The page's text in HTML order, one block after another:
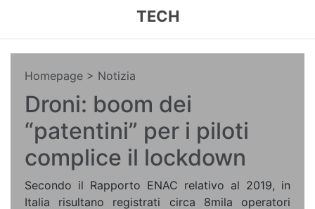
TECH
Homepage > Notizia
Droni: boom dei
“patentini” per i piloti
complice il lockdown
Secondo il Rapporto ENAC relativo al 2019, in
Italia risultano registrati circa 8mila operatori